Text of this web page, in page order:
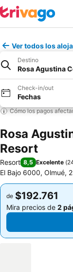
Ver todos los
Destino
Rosa Agustina
Check-in/out
Fechas
Cómo los pagos
Rosa
Resort
Resort 8,5 Excelente (
El Bajo 6000, Olmué,
de $192.761
Mira precios de 2
de $192.761
Mira precios de 2